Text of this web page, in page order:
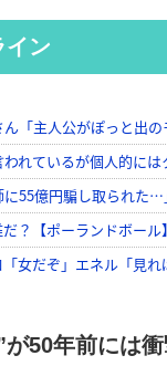
イン
が50年前には